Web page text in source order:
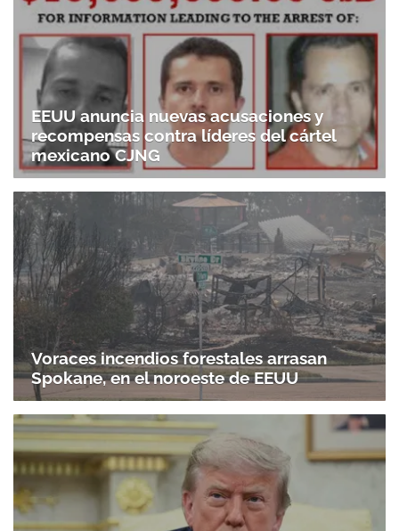
EEUU anuncia nuevas acusaciones y
recompensas contra líderes del cártel
mexicano CJNG
Voraces incendios forestales arrasan
Spokane, en el noroeste de EEUU